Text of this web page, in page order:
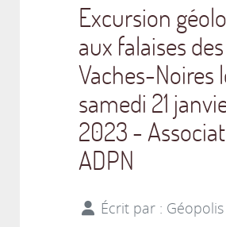
Excursion
aux falaises des
Vaches-Noires
samedi 21
2023 -
ADPN
Écrit par : Géopolis